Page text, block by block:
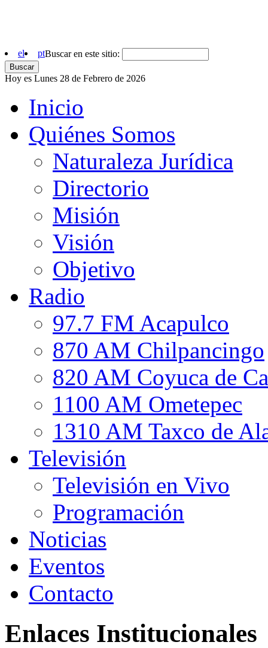
el ptBuscar en este sitio:
Hoy es Lunes 28 de Febrero de 2026
Inicio
Quiénes Somos
Naturaleza Jurídica
Directorio
Misión
Visión
Objetivo
Radio
97.7 FM Acapulco
870 AM Chilpancingo
820 AM Coyuca de
1100 AM Ometepec
1310 AM Taxco de
Televisión
Televisión en Vivo
Programación
Noticias
Eventos
Contacto
Enlaces Institucionales